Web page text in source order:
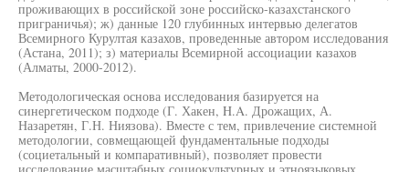
проживающих в российской зоне российско-казахстанского
приграничья); ж) данные 120 глубинных интервью делегатов
Всемирного Курултая казахов, проведенные автором исследования
(Астана, 2011); з) материалы Всемирной ассоциации казахов
(Алматы, 2000-2012).
Методологическая основа исследования базируется на
синергетическом подходе (Г. Хакен, H.A. Дрожащих, А.
Назаретян, Г.Н. Ниязова). Вместе с тем, привлечение системной
методологии, совмещающей фундаментальные подходы
(социетальный и компаративный), позволяет провести